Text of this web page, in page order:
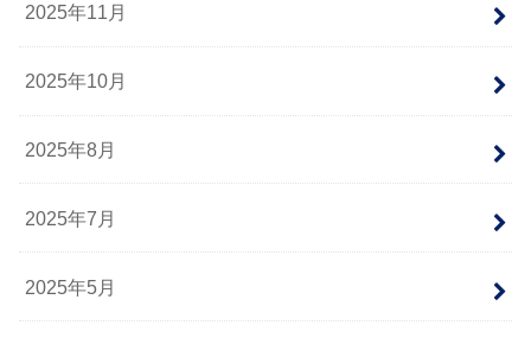
2025年11月
2025年10月
2025年8月
2025年7月
2025年5月